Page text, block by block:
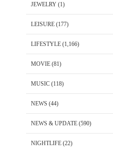
JEWELRY (1)
LEISURE (177)
LIFESTYLE (1,166)
MOVIE (81)
MUSIC (118)
NEWS (44)
NEWS & UPDATE (590)
NIGHTLIFE (22)